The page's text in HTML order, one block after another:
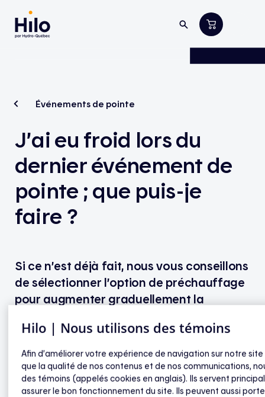
Événements de pointe
J’ai eu froid lors du
dernier événement de
pointe ; que puis-je
faire ?
Si ce n’est déjà fait, nous vous conseillons
de sélectionner l’option de préchauffage
pour augmenter graduellement la
vos thermostats deux heures avant un
événement de pointe. Cela permet
d’accumuler de la chaleur dans les pièces
choisies, pour un meilleur confort.
Hilo | Nous utilisons des témoins
Afin d’améliorer votre expérience de navigation sur notre site
que la qualité de nos contenus et de nos communications,
des témoins (appelés cookies en anglais). Ils servent
assurer le bon fonctionnement du site. Ils peuvent aussi